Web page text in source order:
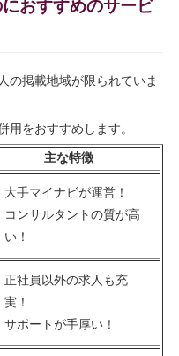
おすすめのサービ
の掲載地域が限られていま
用をおすすめします。
主な特徴
大手マイナビが運営！
コンサルタントの質が高
い！
正社員以外の求人も充
実！
サポートが手厚い！